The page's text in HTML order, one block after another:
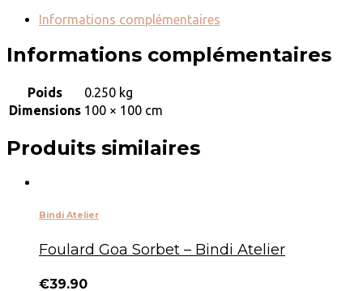
Informations complémentaires
Informations complémentaires
Poids
0.250 kg
Dimensions 100 × 100 cm
Produits similaires
Bindi Atelier
Foulard Goa Sorbet – Bindi Atelier
€39.90